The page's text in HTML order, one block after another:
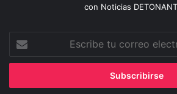
con Noticias
correo